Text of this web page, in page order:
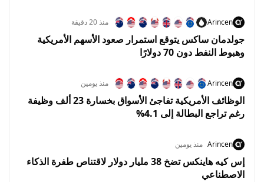
Arincen منذ 20 دقيقة
جولدمان ساكس يتوقع استمرار صعود الأسهم الأمريكية
وهبوط النفط دون 70 دولارًا
Arincen منذ يومين
الوظائف الأمريكية تفاجئ الأسواق بخسارة 23 ألف وظيفة
رغم تراجع البطالة إلى 4.1%
Arincen منذ يومين
إس كيه هاينكس تضخ 38 مليار دولار لاقتناص طفرة الذكاء
الاصطناعي